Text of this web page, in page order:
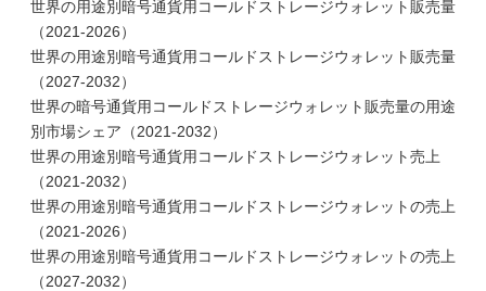
世界の用途別暗号通貨用コールドストレージウォレット販売量
（2021-2026）
世界の用途別暗号通貨用コールドストレージウォレット販売量
（2027-2032）
世界の暗号通貨用コールドストレージウォレット販売量の用途
別市場シェア（2021-2032）
世界の用途別暗号通貨用コールドストレージウォレット売上
（2021-2032）
世界の用途別暗号通貨用コールドストレージウォレットの売上
（2021-2026）
世界の用途別暗号通貨用コールドストレージウォレットの売上
（2027-2032）